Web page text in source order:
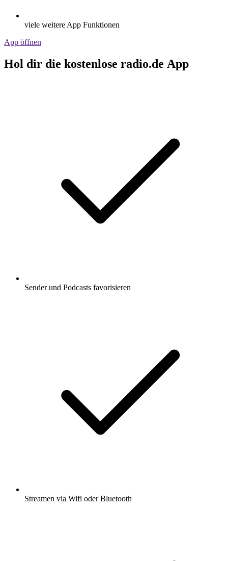
viele weitere App Funktionen
App öffnen
Hol dir die kostenlose radio.de App
Sender und Podcasts favorisieren
Streamen via Wifi oder Bluetooth